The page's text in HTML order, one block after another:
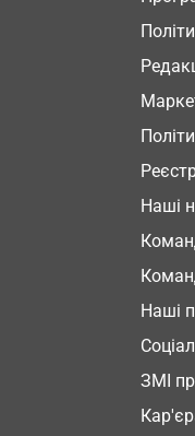
Наші
Наші
ЗМІ